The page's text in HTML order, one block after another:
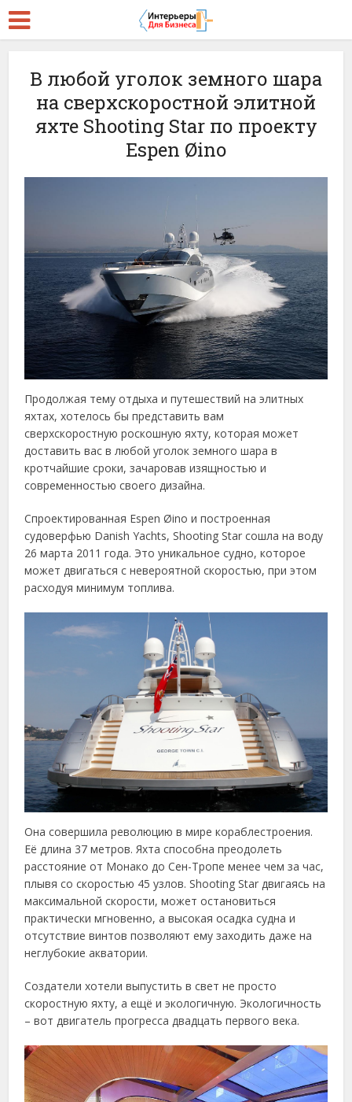
В любой уголок земного шара
на сверхскоростной элитной
яхте Shooting Star по проекту
Espen Øino
Продолжая тему отдыха и путешествий на элитных
яхтах, хотелось бы представить вам
сверхскоростную роскошную яхту, которая может
доставить вас в любой уголок земного шара в
кротчайшие сроки, зачаровав изящностью и
современностью своего дизайна.
Спроектированная Espen Øino и построенная
судоверфью Danish Yachts, Shooting Star сошла на воду
26 марта 2011 года. Это уникальное судно, которое
может двигаться с невероятной скоростью, при этом
расходуя минимум топлива.
Она совершила революцию в мире кораблестроения.
Её длина 37 метров. Яхта способна преодолеть
расстояние от Монако до Сен-Тропе менее чем за час,
плывя со скоростью 45 узлов. Shooting Star двигаясь на
максимальной скорости, может остановиться
практически мгновенно, а высокая осадка судна и
отсутствие винтов позволяют ему заходить даже на
неглубокие акватории.
Создатели хотели выпустить в свет не просто
скоростную яхту, а ещё и экологичную. Экологичность
– вот двигатель прогресса двадцать первого века.